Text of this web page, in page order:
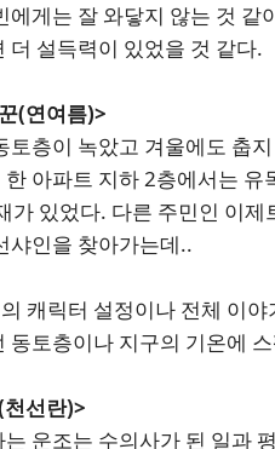
에게는 잘 와닿지 않는 것
더 설득력이 있었을 것 같다.
(연여름)>
토층이 녹았고 겨울에도 춥
아파트 지하 2층에서는
가 있었다. 다른 주민인 이
샤인을 찾아가는데..
캐릭터 설정이나 전체 이
동토층이나 지구의 기온에
선란)>
운조는 수의사가 된 일과